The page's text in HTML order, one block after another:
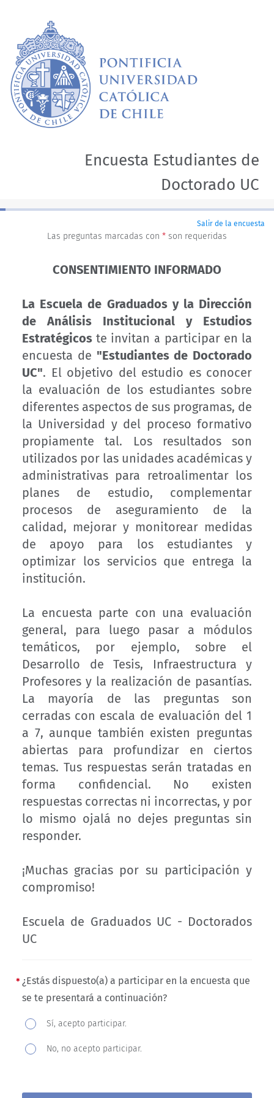
Encuesta Estudiantes de
Doctorado UC
Salir de la encuesta
Las preguntas marcadas con * son requeridas
CONSENTIMIENTO INFORMADO
La Escuela de Graduados y la Dirección
de Análisis Institucional y Estudios
Estratégicos te invitan a participar en la
encuesta de "Estudiantes de Doctorado
UC". El objetivo del estudio es conocer
la evaluación de los estudiantes sobre
diferentes aspectos de sus programas, de
la Universidad y del proceso formativo
propiamente tal. Los resultados son
utilizados por las unidades académicas y
administrativas para retroalimentar los
planes de estudio, complementar
procesos de aseguramiento de la
calidad, mejorar y monitorear medidas
de apoyo para los estudiantes y
optimizar los servicios que entrega la
institución.
La encuesta parte con una evaluación
general, para luego pasar a módulos
temáticos, por ejemplo, sobre el
Desarrollo de Tesis, Infraestructura y
Profesores y la realización de pasantías.
La mayoría de las preguntas son
cerradas con escala de evaluación del 1
a 7, aunque también existen preguntas
abiertas para profundizar en ciertos
temas. Tus respuestas serán tratadas en
forma confidencial. No existen
respuestas correctas ni incorrectas, y por
lo mismo ojalá no dejes preguntas sin
responder.
¡Muchas gracias por su participación y
compromiso!
Escuela de Graduados UC - Doctorados
UC
¿Estás dispuesto(a) a participar en la encuesta que
se te presentará a continuación?
¿Estás
dispuesto(a)
a
Sí, acepto participar.
No, no acepto participar.